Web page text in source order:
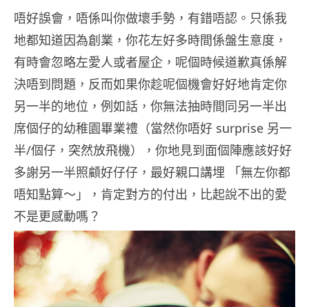
唔好誤會，唔係叫你做壞手勢，有錯唔認。只係我
地都知道因為創業，你花左好多時間係盤生意度，
有時會忽略左愛人或者屋企，呢個時候道歉真係解
決唔到問題，反而如果你趁呢個機會好好地肯定你
另一半的地位，例如話，你無法抽時間同另一半出
席個仔的幼稚園畢業禮（當然你唔好 surprise 另一
半/個仔，突然放飛機），你地見到面個陣應該好好
多謝另一半照顧好仔仔，最好親口講埋 「無左你都
唔知點算～」，肯定對方的付出，比起說不出的愛
不是更感動嗎？